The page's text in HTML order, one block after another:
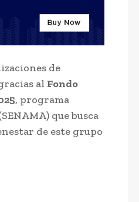
de
al Fondo
, programa
que busca
de este grupo